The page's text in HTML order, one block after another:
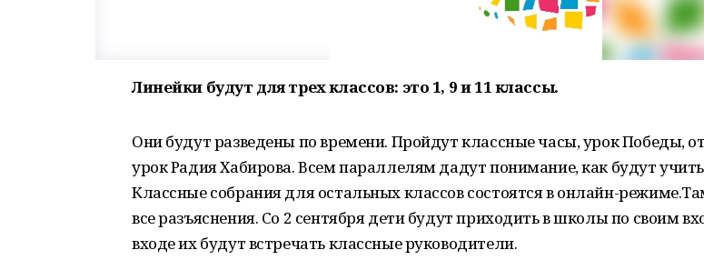
Линейки будут для трех классов: это 1, 9 и 11 классы.
Они будут разведены по времени. Пройдут классные часы, урок Победы,
урок Радия Хабирова. Всем параллелям дадут понимание, как будут
Классные собрания для остальных классов состоятся в онлайн-
все разъяснения. Со 2 сентября дети будут приходить в школы по своим
входе их будут встречать классные руководители.